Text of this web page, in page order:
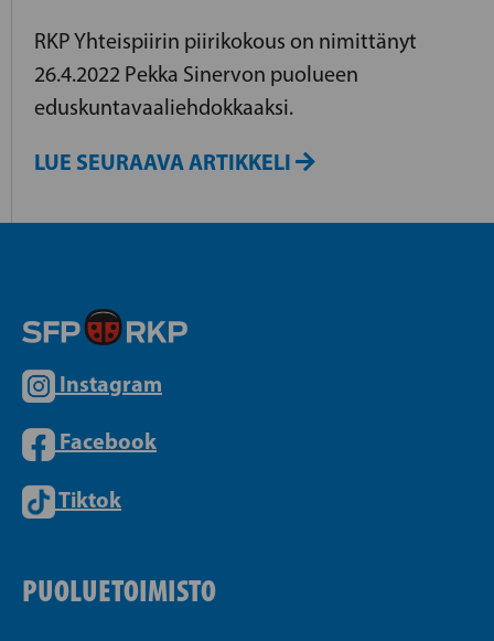
RKP Yhteispiirin piirikokous on nimittänyt
26.4.2022 Pekka Sinervon puolueen
eduskuntavaaliehdokkaaksi.
LUE SEURAAVA ARTIKKELI
Instagram
Facebook
Tiktok
PUOLUETOIMISTO